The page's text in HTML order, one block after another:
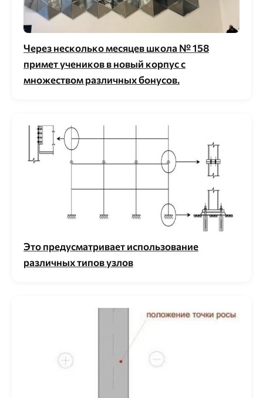
Через несколько месяцев школа № 158
примет учеников в новый корпус с
множеством различных бонусов.
Это предусматривает использование
различных типов узлов